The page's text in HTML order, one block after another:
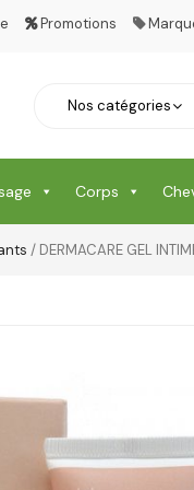
Promotions
Corps
/ DERMACARE GEL